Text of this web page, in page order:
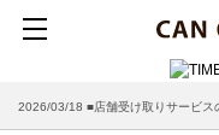
2026/03/18 ■店舗受け取りサービス